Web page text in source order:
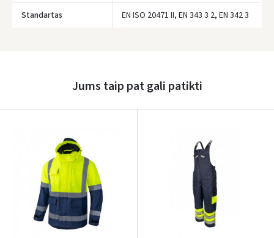
Standartas EN ISO 20471 II, EN 343 3 2, EN 342 3
Jums taip pat gali patikti
Google